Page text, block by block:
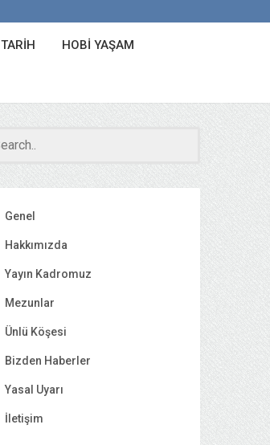
TARIH HOBI YAŞAM
Genel
Hakkımızda
Yayın Kadromuz
Mezunlar
Ünlü Köşesi
Bizden Haberler
Yasal Uyarı
İletişim